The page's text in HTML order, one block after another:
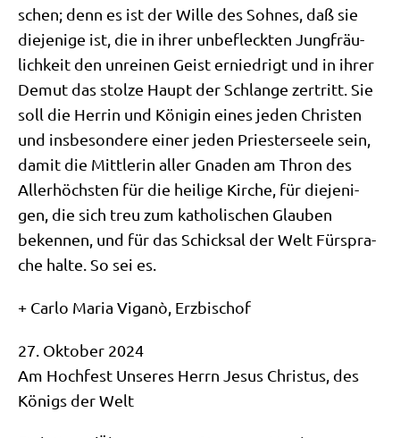
schen; denn es ist der Wil­le des Soh­nes, daß sie
die­je­ni­ge ist, die in ihrer unbe­fleck­ten Jung­fräu­
lich­keit den unrei­nen Geist ernied­rigt und in ihrer
Demut das stol­ze Haupt der Schlan­ge zer­tritt. Sie
soll die Her­rin und Köni­gin eines jeden Chri­sten
und ins­be­son­de­re einer jeden Prie­ster­see­le sein,
damit die Mitt­le­rin aller Gna­den am Thron des
Aller­höch­sten für die hei­li­ge Kir­che, für die­je­ni­
gen, die sich treu zum katho­li­schen Glau­ben
beken­nen, und für das Schick­sal der Welt Für­spra­
che hal­te. So sei es.
+ Car­lo Maria Viganò, Erzbischof
27. Okto­ber 2024
Am Hoch­fest Unse­res Herrn Jesus Chri­stus, des
Königs der Welt